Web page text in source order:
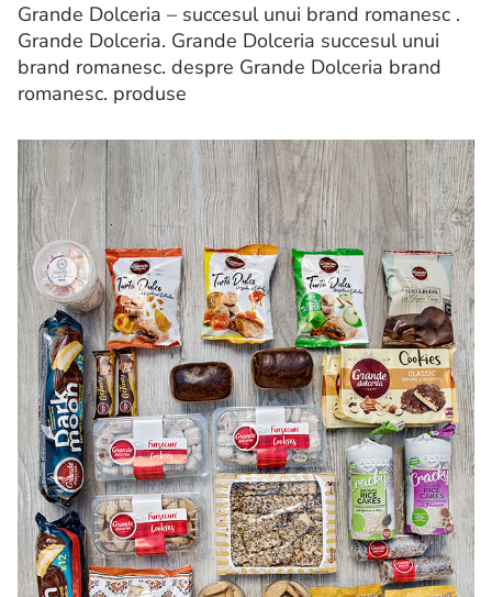
Grande Dolceria – succesul unui brand romanesc .
Grande Dolceria. Grande Dolceria succesul unui
brand romanesc. despre Grande Dolceria brand
romanesc. produse